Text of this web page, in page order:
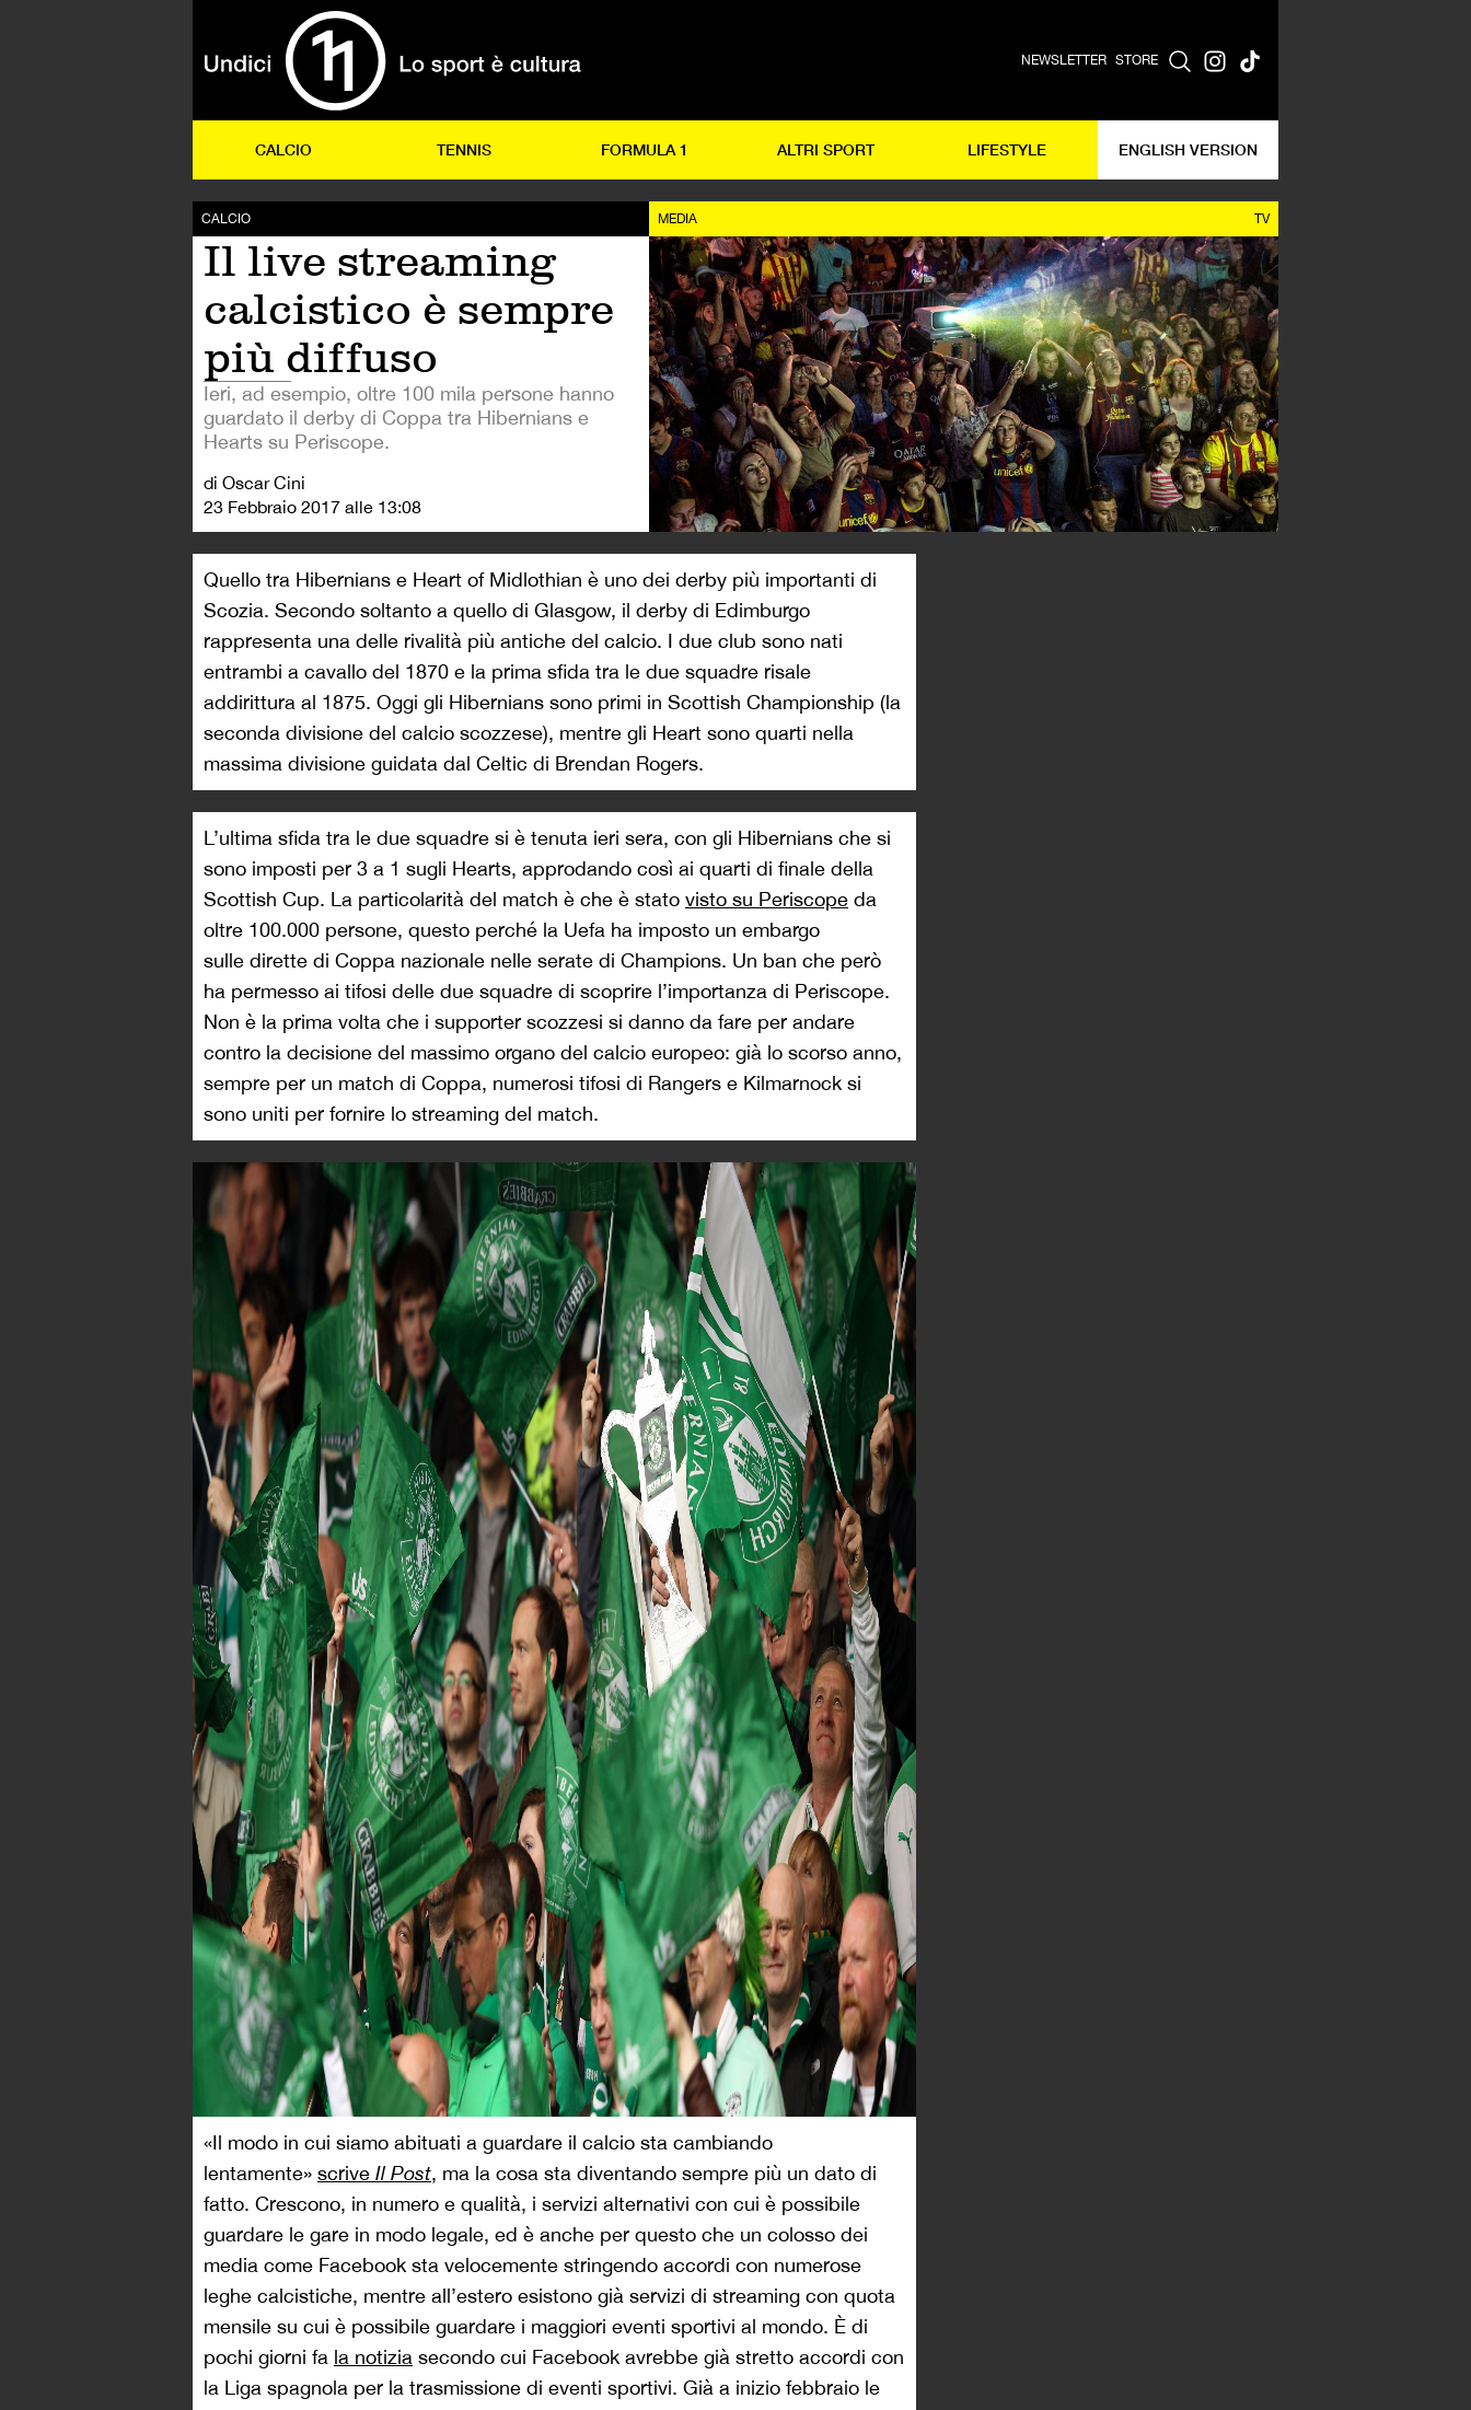
NEWSLETTER STORE
CALCIO TENNIS FORMULA 1 ALTRI SPORT LIFESTYLE ENGLISH VERSION
CALCIO
Il live streaming
calcistico è sempre
più diffuso
Ieri, ad esempio, oltre 100 mila persone hanno
guardato il derby di Coppa tra Hibernians e
Hearts su Periscope.
di Oscar Cini
23 Febbraio 2017 alle 13:08
MEDIA TV
Quello tra Hibernians e Heart of Midlothian è uno dei derby più importanti di
Scozia. Secondo soltanto a quello di Glasgow, il derby di Edimburgo
rappresenta una delle rivalità più antiche del calcio. I due club sono nati
entrambi a cavallo del 1870 e la prima sfida tra le due squadre risale
addirittura al 1875. Oggi gli Hibernians sono primi in Scottish Championship (la
seconda divisione del calcio scozzese), mentre gli Heart sono quarti nella
massima divisione guidata dal Celtic di Brendan Rogers.
L’ultima sfida tra le due squadre si è tenuta ieri sera, con gli Hibernians che si
sono imposti per 3 a 1 sugli Hearts, approdando così ai quarti di finale della
Scottish Cup. La particolarità del match è che è stato visto su Periscope da
oltre 100.000 persone, questo perché la Uefa ha imposto un embargo
sulle dirette di Coppa nazionale nelle serate di Champions. Un ban che però
ha permesso ai tifosi delle due squadre di scoprire l’importanza di Periscope.
Non è la prima volta che i supporter scozzesi si danno da fare per andare
contro la decisione del massimo organo del calcio europeo: già lo scorso anno,
sempre per un match di Coppa, numerosi tifosi di Rangers e Kilmarnock si
sono uniti per fornire lo streaming del match.
«Il modo in cui siamo abituati a guardare il calcio sta cambiando
lentamente» scrive Il Post, ma la cosa sta diventando sempre più un dato di
fatto. Crescono, in numero e qualità, i servizi alternativi con cui è possibile
guardare le gare in modo legale, ed è anche per questo che un colosso dei
media come Facebook sta velocemente stringendo accordi con numerose
leghe calcistiche, mentre all’estero esistono già servizi di streaming con quota
mensile su cui è possibile guardare i maggiori eventi sportivi al mondo. È di
pochi giorni fa la notizia secondo cui Facebook avrebbe già stretto accordi con
la Liga spagnola per la trasmissione di eventi sportivi. Già a inizio febbraio le